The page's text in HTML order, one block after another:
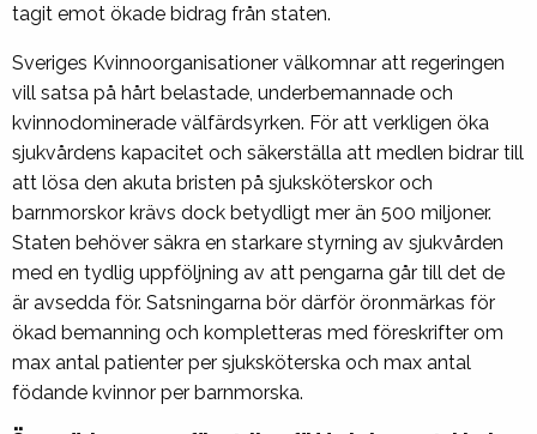
tagit emot ökade bidrag från staten.
Sveriges Kvinnoorganisationer välkomnar att regeringen
vill satsa på hårt belastade, underbemannade och
kvinnodominerade välfärdsyrken. För att verkligen öka
sjukvårdens kapacitet och säkerställa att medlen bidrar till
att lösa den akuta bristen på sjuksköterskor och
barnmorskor krävs dock betydligt mer än 500 miljoner.
Staten behöver säkra en starkare styrning av sjukvården
med en tydlig uppföljning av att pengarna går till det de
är avsedda för. Satsningarna bör därför öronmärkas för
ökad bemanning och kompletteras med föreskrifter om
max antal patienter per sjuksköterska och max antal
födande kvinnor per barnmorska.